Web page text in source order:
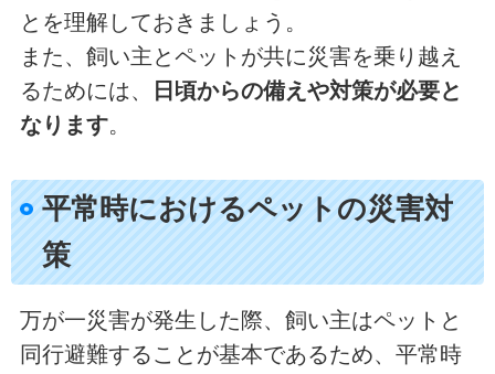
とを理解しておきましょう。
また、飼い主とペットが共に災害を乗り越え
るためには、
日頃からの備えや対策が必要と
なります。
平常時におけるペットの災害対
策
万が一災害が発生した際、飼い主はペットと
同行避難することが基本であるため、平常時